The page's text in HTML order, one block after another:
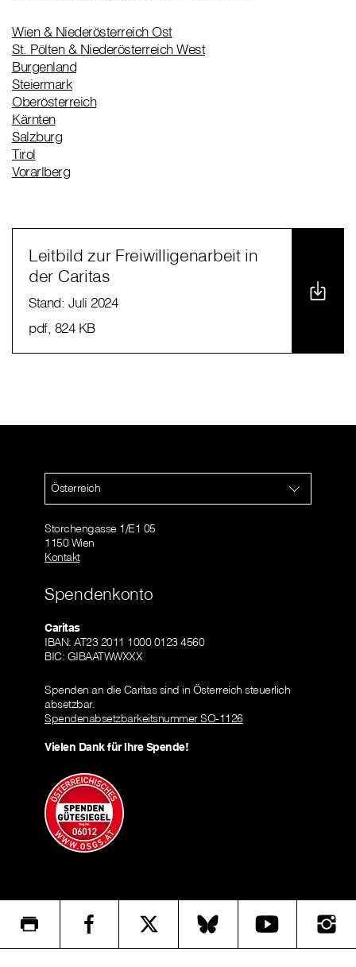
Wien & Niederösterreich Ost
St. Pölten & Niederösterreich West
Burgenland
Steiermark
Oberösterreich
Kärnten
Salzburg
Tirol
Vorarlberg
Leitbild zur Freiwilligenarbeit in
der Caritas
Stand: Juli 2024
pdf, 824 KB
Österreich
Storchengasse 1/E1 05
1150 Wien
Kontakt
Spendenkonto
Caritas
IBAN: AT23 2011 1000 0123 4560
BIC: GIBAATWWXXX
Spenden an die Caritas sind in Österreich steuerlich
absetzbar.
Spendenabsetzbarkeitsnummer SO-1126
Vielen Dank für Ihre Spende!